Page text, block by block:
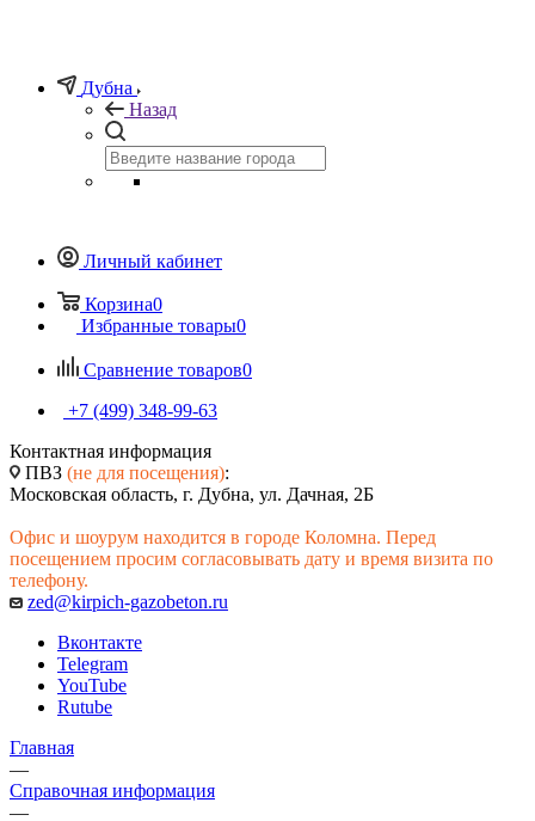
Дубна
Назад
Личный кабинет
Корзина0
Избранные товары0
Сравнение товаров0
+7 (499) 348-99-63
Контактная информация
ПВЗ (не для посещения):
Московская область, г. Дубна, ул. Дачная, 2Б
Офис и шоурум находится в городе Коломна. Перед
посещением просим согласовывать дату и время визита по
телефону.
zed@kirpich-gazobeton.ru
Вконтакте
Telegram
YouTube
Rutube
Главная
—
Справочная информация
—